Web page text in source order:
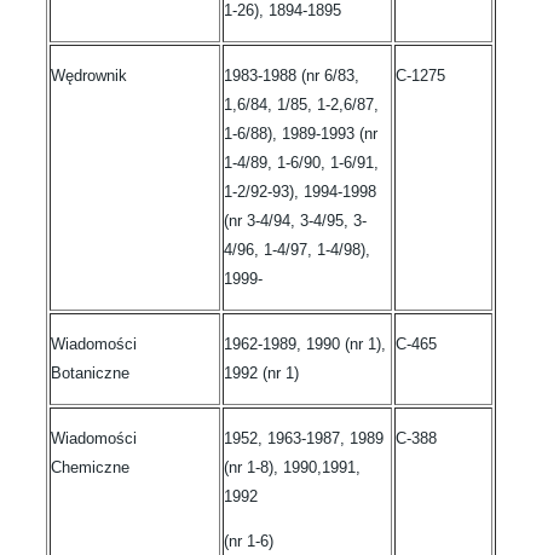
1-26), 1894-1895
Wędrownik
1983-1988 (nr 6/83,
1,6/84, 1/85, 1-2,6/87,
1-6/88), 1989-1993 (nr
1-4/89, 1-6/90, 1-6/91,
1-2/92-93), 1994-1998
(nr 3-4/94, 3-4/95, 3-
4/96, 1-4/97, 1-4/98),
1999-
C-1275
Wiadomości
Botaniczne
1962-1989, 1990 (nr 1),
1992 (nr 1)
C-465
Wiadomości
Chemiczne
1952, 1963-1987, 1989
(nr 1-8), 1990,1991,
1992
(nr 1-6)
C-388